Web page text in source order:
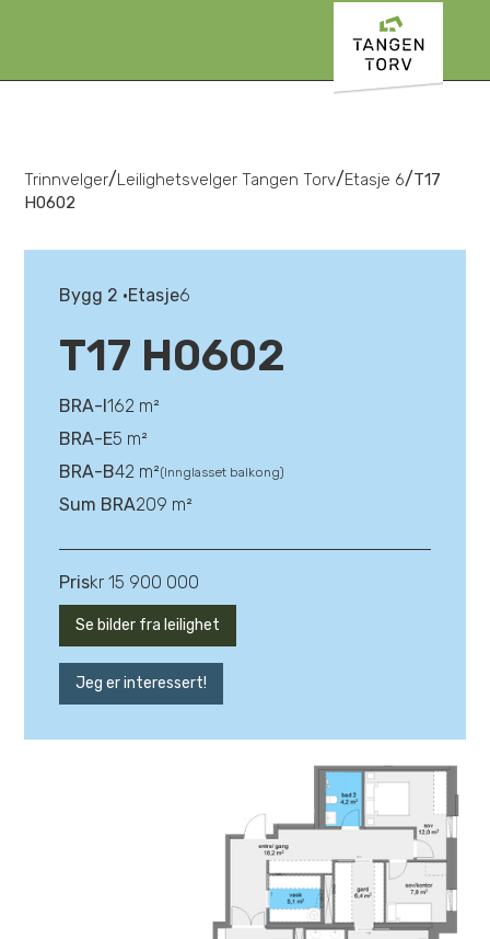
Trinnvelger/Leilighetsvelger Tangen Torv/Etasje 6/T17
H0602
Bygg 2 •Etasje6
T17 H0602
BRA-I162 m²
BRA-E5 m²
BRA-B42 m²(Innglasset balkong)
Sum BRA209 m²
Priskr 15 900 000
Se bilder fra leilighet
Jeg er interessert!